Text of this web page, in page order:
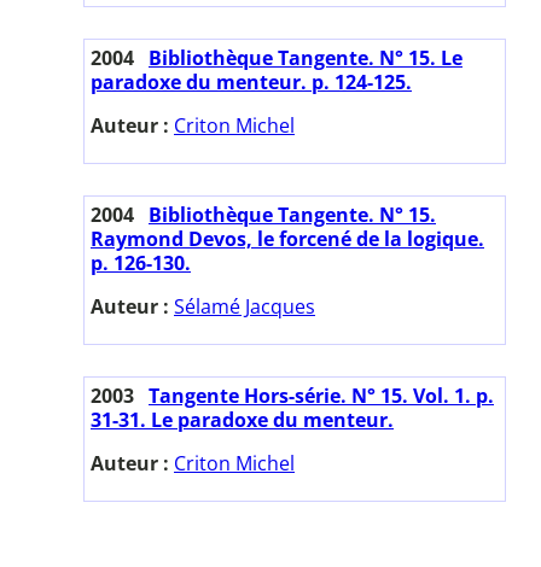
2004 Bibliothèque Tangente. N° 15. Le
paradoxe du menteur. p. 124-125.
Auteur : Criton Michel
2004 Bibliothèque Tangente. N° 15.
Raymond Devos, le forcené de la logique.
p. 126-130.
Auteur : Sélamé Jacques
2003 Tangente Hors-série. N° 15. Vol. 1. p.
31-31. Le paradoxe du menteur.
Auteur : Criton Michel